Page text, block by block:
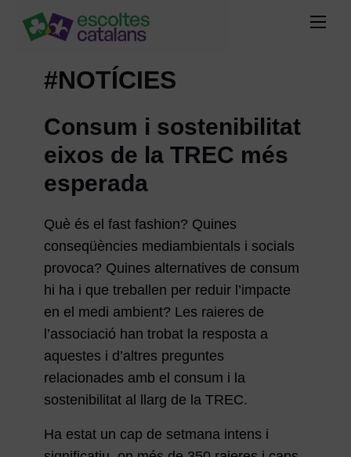
#NOTÍCIES
Consum i sostenibilitat
eixos de la TREC més
esperada
Què és el fast fashion? Quines
conseqüències mediambientals i socials
provoca? Quines alternatives de consum
hi ha i que treballen per reduir l’impacte
en el medi ambient? Les raieres de
l’associació han trobat la resposta a
aquestes i d’altres preguntes
relacionades amb el consum i la
sostenibilitat al llarg de la TREC.
Ha estat un cap de setmana intens i